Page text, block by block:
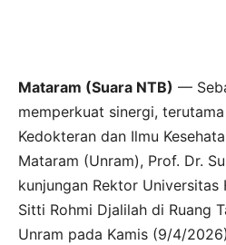
Mataram (Suara NTB) —
memperkuat sinergi,
Kedokteran dan Ilmu
Mataram (Unram), Prof. Dr.
kunjungan Rektor Universitas
Sitti Rohmi Djalilah di Ruang
Unram pada Kamis (9/4/